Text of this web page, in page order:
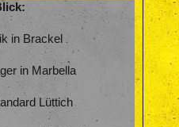
in Brackel
in Marbella
Lüttich